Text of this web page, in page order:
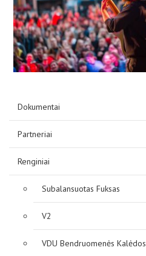
Kontaktai
Privatumo politika
Dokumentai
Partneriai
Renginiai
Subalansuotas Fuksas
V2
VDU Bendruomenės Kalėdos